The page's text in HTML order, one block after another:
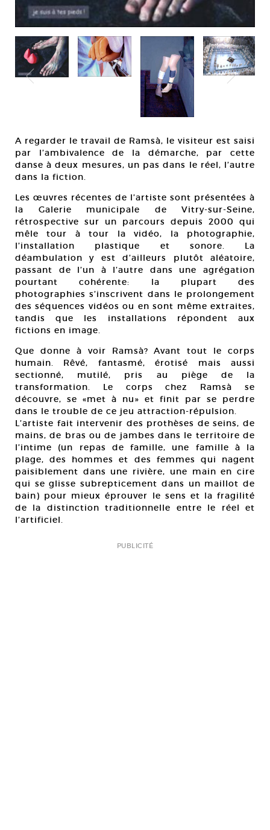
A regarder le travail de Ramsà, le visiteur est saisi
par l’ambivalence de la démarche, par cette
danse à deux mesures, un pas dans le réel, l’autre
dans la fiction.
Les œuvres récentes de l’artiste sont présentées à
la Galerie municipale de Vitry-sur-Seine,
rétrospective sur un parcours depuis 2000 qui
mêle tour à tour la vidéo, la photographie,
l’installation plastique et sonore. La
déambulation y est d’ailleurs plutôt aléatoire,
passant de l’un à l’autre dans une agrégation
pourtant cohérente: la plupart des
photographies s’inscrivent dans le prolongement
des séquences vidéos ou en sont même extraites,
tandis que les installations répondent aux
fictions en image.
Que donne à voir Ramsà? Avant tout le corps
humain. Rêvé, fantasmé, érotisé mais aussi
sectionné, mutilé, pris au piège de la
transformation. Le corps chez Ramsà se
découvre, se «met à nu» et finit par se perdre
dans le trouble de ce jeu attraction-répulsion.
L’artiste fait intervenir des prothèses de seins, de
mains, de bras ou de jambes dans le territoire de
l’intime (un repas de famille, une famille à la
plage, des hommes et des femmes qui nagent
paisiblement dans une rivière, une main en cire
qui se glisse subrepticement dans un maillot de
bain) pour mieux éprouver le sens et la fragilité
de la distinction traditionnelle entre le réel et
l’artificiel.
PUBLICITÉ